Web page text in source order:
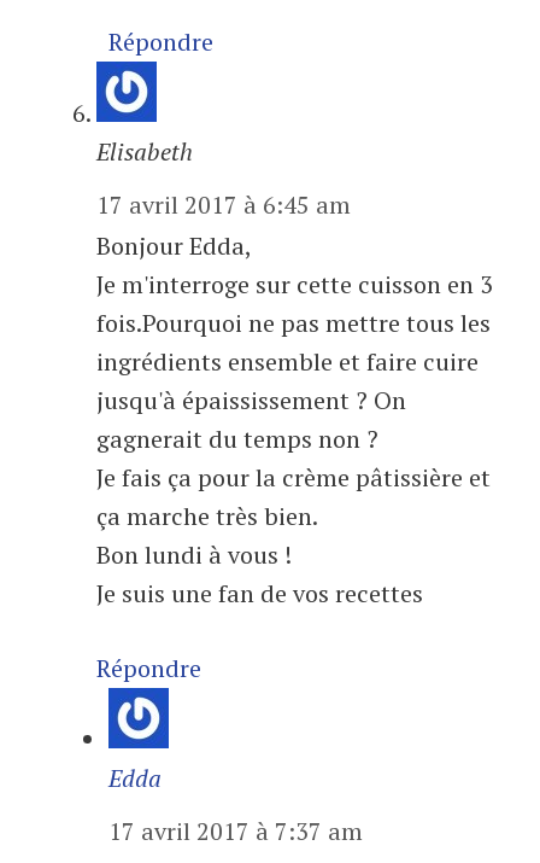
Répondre
Elisabeth
17 avril 2017 à 6:45 am
Bonjour Edda,
Je m'interroge sur cette cuisson en 3
fois.Pourquoi ne pas mettre tous les
ingrédients ensemble et faire cuire
jusqu'à épaississement ? On
gagnerait du temps non ?
Je fais ça pour la crème pâtissière et
ça marche très bien.
Bon lundi à vous !
Je suis une fan de vos recettes
Répondre
Edda
17 avril 2017 à 7:37 am